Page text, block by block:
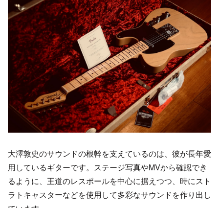
大澤敦史のサウンドの根幹を支えているのは、彼が長年愛
用しているギターです。ステージ写真やMVから確認でき
るように、王道のレスポールを中心に据えつつ、時にスト
ラトキャスターなどを使用して多彩なサウンドを作り出し